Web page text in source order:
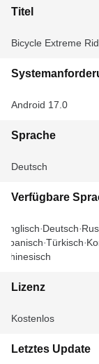
Titel
Bicycle Extreme
Android 17.0
Sprache
Deutsch
Verfügbare
Englisch Deutsch
Spanisch Türkisch
Chinesisch
Lizenz
Kostenlos
Letztes Update